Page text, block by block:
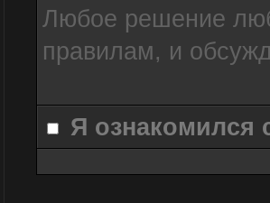
Любое решение
правилам, и
Я ознакомился